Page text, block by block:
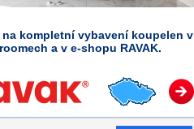
na kompletní vybavení koupelen v
a v e-shopu RAVAK.